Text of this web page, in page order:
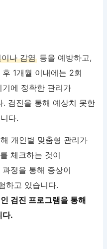
나 감염 등을 예방하고,
1개월 이내에는 2회
에 정확한 관리가
. 검진을 통해 예상치 못한
다.
개인별 맞춤형 관리가
체크하는 것이
정을 통해 증상이
하고 있습니다.
검진 프로그램을 통해
다.